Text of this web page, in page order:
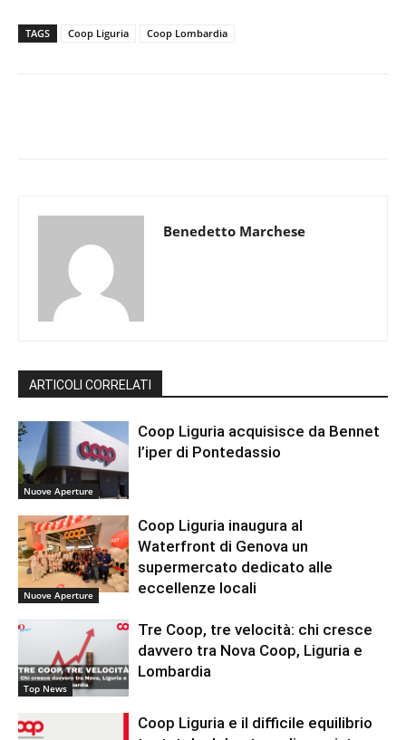
TAGS Coop Liguria Coop Lombardia
Benedetto Marchese
ARTICOLI CORRELATI
Nuove Aperture
Coop Liguria acquisisce da Bennet
l’iper di Pontedassio
Nuove Aperture
Coop Liguria inaugura al
Waterfront di Genova un
supermercato dedicato alle
eccellenze locali
Top News
Tre Coop, tre velocità: chi cresce
davvero tra Nova Coop, Liguria e
Lombardia
Coop Liguria e il difficile equilibrio